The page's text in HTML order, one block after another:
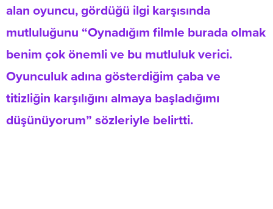
alan oyuncu, gördüğü ilgi karşısında
mutluluğunu “Oynadığım filmle burada olmak
benim çok önemli ve bu mutluluk verici.
Oyunculuk adına gösterdiğim çaba ve
titizliğin karşılığını almaya başladığımı
düşünüyorum” sözleriyle belirtti.